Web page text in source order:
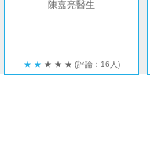
陳嘉亮醫生
★ ★ ★ ★ ★ (評論：16人)